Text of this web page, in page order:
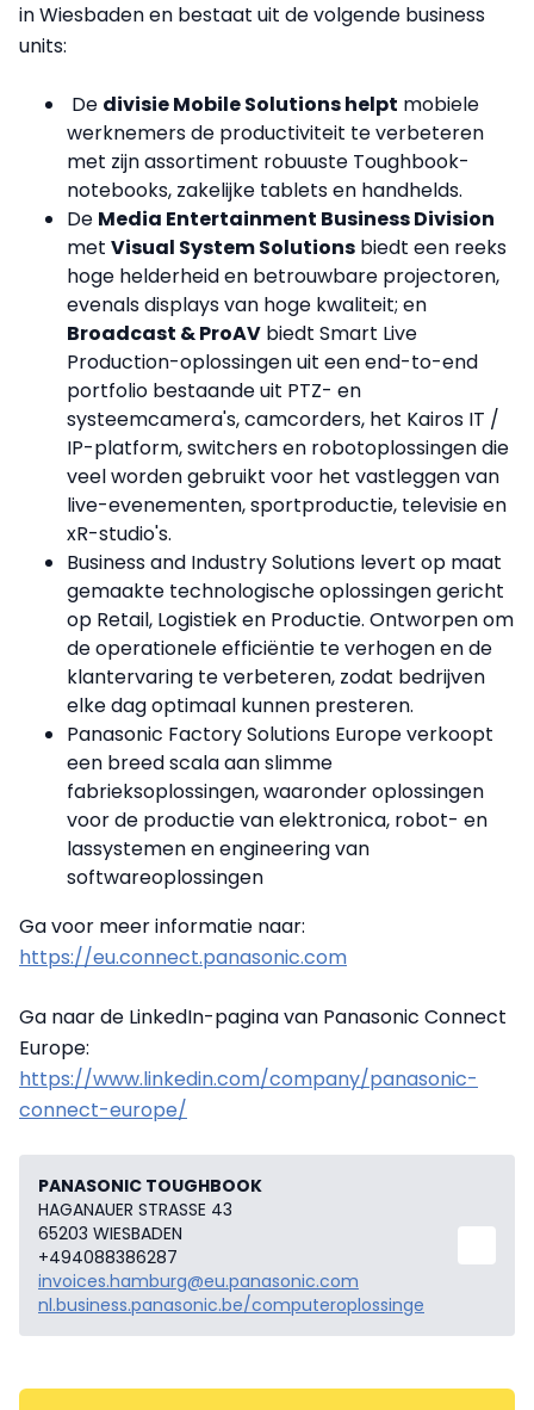
in Wiesbaden en bestaat uit de volgende business
units:
De divisie Mobile Solutions helpt mobiele
werknemers de productiviteit te verbeteren
met zijn assortiment robuuste Toughbook-
notebooks, zakelijke tablets en handhelds.
De Media Entertainment Business Division
met Visual System Solutions biedt een reeks
hoge helderheid en betrouwbare projectoren,
evenals displays van hoge kwaliteit; en
Broadcast & ProAV biedt Smart Live
Production-oplossingen uit een end-to-end
portfolio bestaande uit PTZ- en
systeemcamera's, camcorders, het Kairos IT /
IP-platform, switchers en robotoplossingen die
veel worden gebruikt voor het vastleggen van
live-evenementen, sportproductie, televisie en
xR-studio's.
Business and Industry Solutions levert op maat
gemaakte technologische oplossingen gericht
op Retail, Logistiek en Productie. Ontworpen om
de operationele efficiëntie te verhogen en de
klantervaring te verbeteren, zodat bedrijven
elke dag optimaal kunnen presteren.
Panasonic Factory Solutions Europe verkoopt
een breed scala aan slimme
fabrieksoplossingen, waaronder oplossingen
voor de productie van elektronica, robot- en
lassystemen en engineering van
softwareoplossingen
Ga voor meer informatie naar:
https://eu.connect.panasonic.com
Ga naar de LinkedIn-pagina van Panasonic Connect
Europe:
https://www.linkedin.com/company/panasonic-
connect-europe/
PANASONIC TOUGHBOOK
HAGANAUER STRASSE 43
65203 WIESBADEN
+494088386287
invoices.hamburg@eu.panasonic.com
nl.business.panasonic.be/computeroplossinge